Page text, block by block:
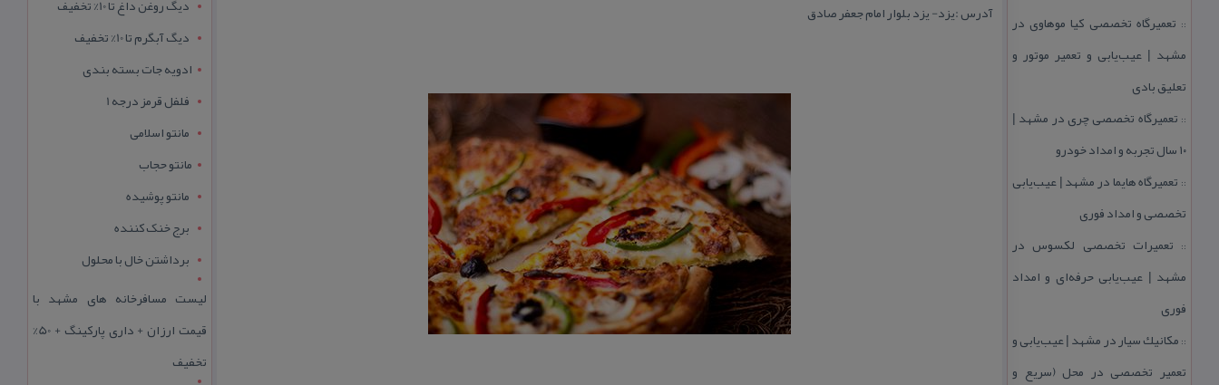
:: تعمیرگاه تخصصی كیا موهاوی در
مشهد | عیب‌یابی و تعمیر موتور و
تعلیق بادی
:: تعمیرگاه تخصصی چری در مشهد |
۱۰ سال تجربه و امداد خودرو
:: تعمیرگاه هایما در مشهد | عیب‌یابی
تخصصی و امداد فوری
:: تعمیرات تخصصی لكسوس در
مشهد | عیب‌یابی حرفه‌ای و امداد
فوری
:: مكانیك سیار در مشهد | عیب‌یابی و
تعمیر تخصصی در محل (سریع و
آدرس :یزد- یزد بلوار امام جعفر صادق
دیگ روغن داغ تا 10% تخفیف
دیگ آبگرم تا 10% تخفیف
ادویه جات بسته بندی
فلفل قرمز درجه 1
مانتو اسلامی
مانتو حجاب
مانتو پوشیده
برج خنک کننده
برداشتن خال با محلول
لیست مسافرخانه های مشهد با
قیمت ارزان + داری پارکینگ + 50%
تخفیف